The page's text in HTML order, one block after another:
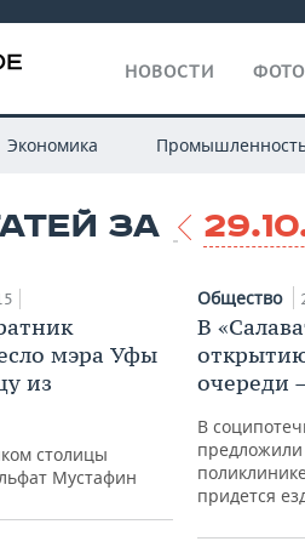
НОВОСТИ
Экономика
ЗА
мэра Уфы
из
столицы
Мустафин
Общество
В
очереди
В
предложили
придется